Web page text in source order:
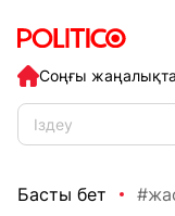
Соңғы
Басты бет